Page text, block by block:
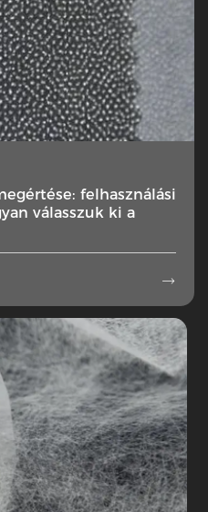
felhasználási
válasszuk ki a
